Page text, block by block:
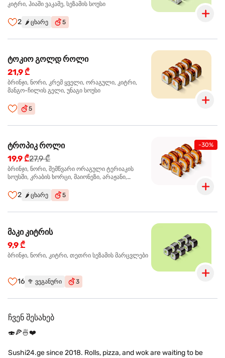
კიტრი, ჰიაში ვაკამე, სეზამის სოუსი
2 🌶️ ცხარე 5
ტოკიო გოლდ როლი
21,9 ₾
ბრინჯი, ნორი, კრემ ყველი, ორაგული, კიტრი,
მანგო-ჩილის გელი, უნაგი სოუსი
5
-30%
ტროპიკ როლი
19,9 ₾27,9 ₾
ბრინჯი, ნორი, შემწვარი ორაგული ტერიაკის
სოუსში, კრაბის ხორცი, მაიონეზი, არაჟანი,
სოუსი, მანგო-ჩილის გელი
2 🌶️ ცხარე 5
მაკი კიტრის
9,9 ₾
ბრინჯი, ნორი, კიტრი, თეთრი სეზამის მარცვლები
16 🥦 ვეგანური 3
ჩვენ შესახებ
🍣🍕🍜❤️
Sushi24.ge since 2018. Rolls, pizza, and wok are waiting to be